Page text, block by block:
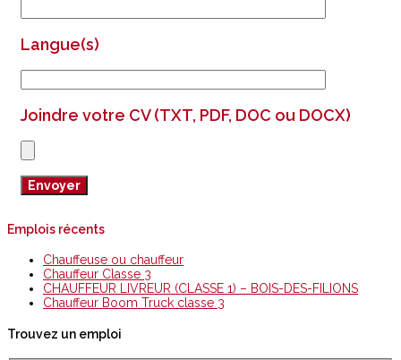
Langue(s)
Joindre votre CV (TXT, PDF, DOC ou DOCX)
Emplois récents
Chauffeuse ou chauffeur
Chauffeur Classe 3
CHAUFFEUR LIVREUR (CLASSE 1) – BOIS-DES-FILIONS
Chauffeur Boom Truck classe 3
Trouvez un emploi